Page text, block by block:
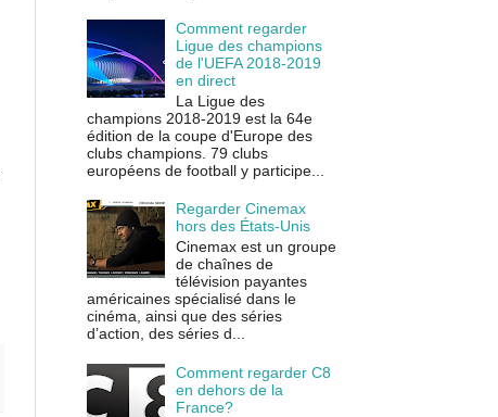
Comment regarder
Ligue des champions
de l'UEFA 2018-2019
en direct
La Ligue des
champions 2018-2019 est la 64e
édition de la coupe d'Europe des
clubs champions. 79 clubs
européens de football y participe...
Regarder Cinemax
hors des États-Unis
Cinemax est un groupe
de chaînes de
télévision payantes
américaines spécialisé dans le
cinéma, ainsi que des séries
d’action, des séries d...
Comment regarder C8
en dehors de la
France?